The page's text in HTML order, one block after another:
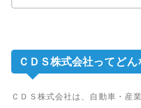
ＣＤＳ株式会社ってどん
ＣＤＳ株式会社は、自動車・産